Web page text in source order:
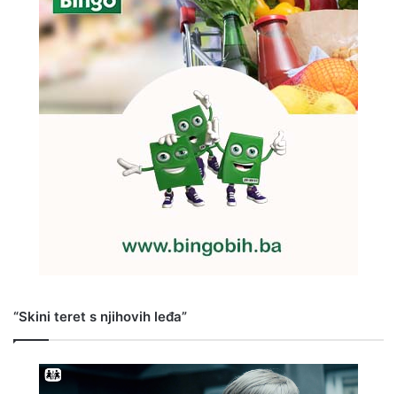
“Skini teret s njihovih leđa”